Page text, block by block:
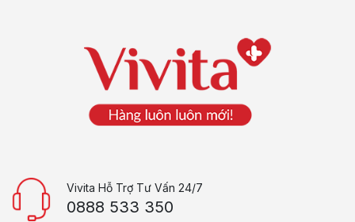
Vivita Hỗ Trợ Tư Vấn 24/7
0888 533 350